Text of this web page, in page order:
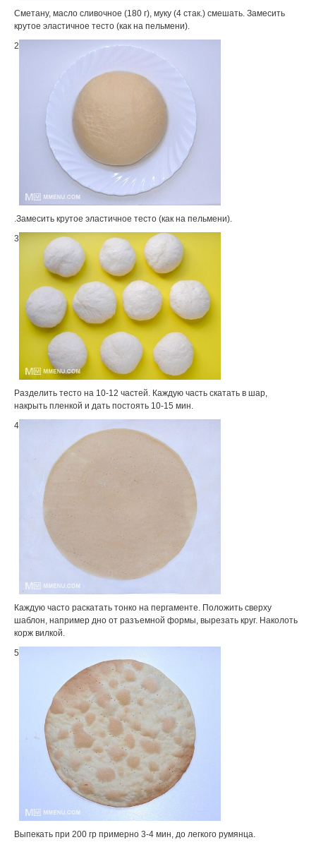
Сметану, масло сливочное (180 г), муку (4 стак.) смешать. Замесить
крутое эластичное тесто (как на пельмени).
2
.Замесить крутое эластичное тесто (как на пельмени).
3
Разделить тесто на 10-12 частей. Каждую часть скатать в шар,
накрыть пленкой и дать постоять 10-15 мин.
4
Каждую часто раскатать тонко на пергаменте. Положить сверху
шаблон, например дно от разъемной формы, вырезать круг. Наколоть
корж вилкой.
5
Выпекать при 200 гр примерно 3-4 мин, до легкого румянца.